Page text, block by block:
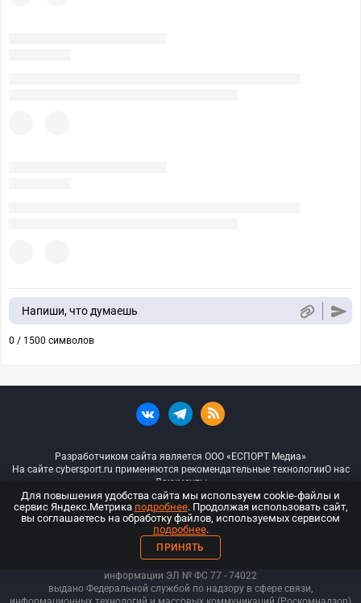
Напиши, что думаешь
0 / 1500 символов
Разработчиком сайта является ООО «ЕСПОРТ Медиа»
На сайте cybersport.ru применяются рекомендательные технологииО нас
Документы
© ООО «Киберспорт.ру» — Все права защищены
18+
ООО «Киберспорт.ру». Свидетельство о регистрации средств массовой
информации ЭЛ № ФС 77 - 74022
выдано Федеральной службой по надзору в сфере связи,
Для повышения удобства сайта мы используем cookie-файлы и
сервис Яндекс.Метрика подробнее. Продолжая использовать сайт,
вы соглашаетесь на обработку файлов, используемых сервисом
подробнее.
ПРИНЯТЬ